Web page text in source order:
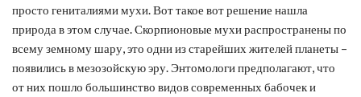
просто гениталиями мухи. Вот такое вот решение нашла
природа в этом случае. Скорпионовые мухи распространены по
всему земному шару, это одни из старейших жителей планеты –
появились в мезозойскую эру. Энтомологи предполагают, что
от них пошло большинство видов современных бабочек и